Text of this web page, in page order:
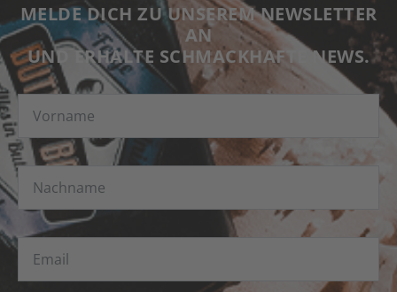
MELDE DICH ZU UNSEREM NEWSLETTER
AN
UND ERHALTE SCHMACKHAFTE NEWS.